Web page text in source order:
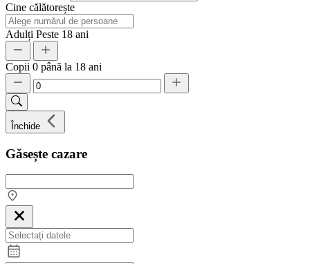
Cine călătorește
Adulți Peste 18 ani
Copii 0 până la 18 ani
Închide
Găsește cazare